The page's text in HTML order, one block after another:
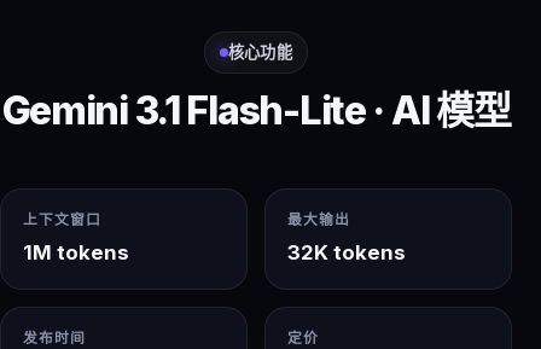
核心功能
Gemini 3.1 Flash-Lite · AI 模型
上下文窗口
1M tokens
最大输出
32K tokens
发布时间 定价